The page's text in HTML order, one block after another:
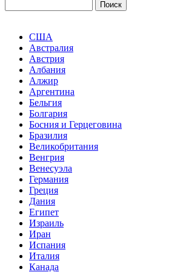
США
Австралия
Австрия
Албания
Алжир
Аргентина
Бельгия
Болгария
Босния и Герцеговина
Бразилия
Великобритания
Венгрия
Венесуэла
Германия
Греция
Дания
Египет
Израиль
Иран
Испания
Италия
Канада